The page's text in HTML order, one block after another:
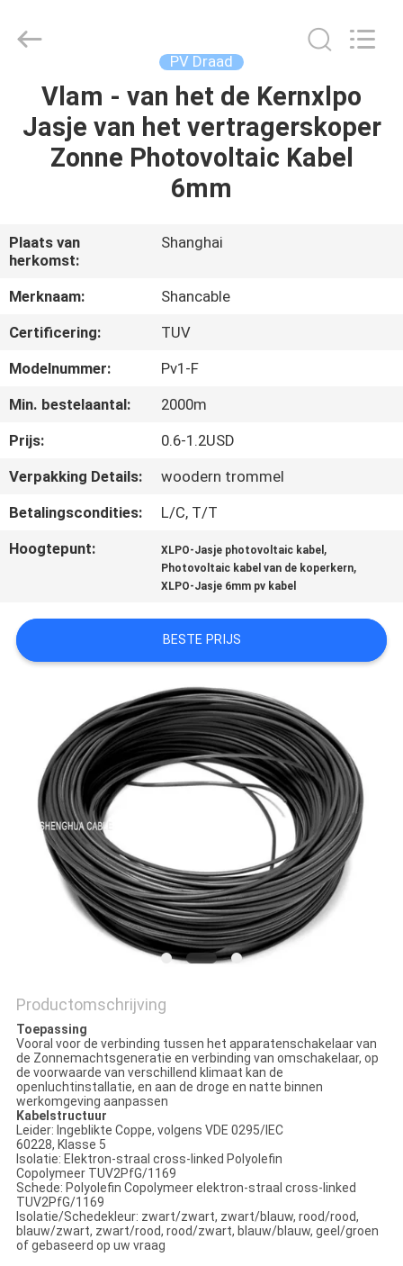
THUIS
PRODUCTEN
VR-
SHOW
OVER
FABRIEKSREIS
KWALITEITSCONTROLE
CONTACTEER
NIEUWS
VRAAG
EEN
OFFERTE
AAN
PRIVACYBELEID
(Group)
PV Draad
Vlam - van het de Kernxlpo
Jasje van het vertragerskoper
Zonne Photovoltaic Kabel
6mm
Plaats van
herkomst:
Shanghai
Merknaam:
Shancable
Certificering:
TUV
Modelnummer:
Pv1-F
Min. bestelaantal:
2000m
Prijs:
0.6-1.2USD
Verpakking Details:
woodern trommel
Betalingscondities:
L/C, T/T
Hoogtepunt:
XLPO-Jasje photovoltaic kabel ,
Photovoltaic kabel van de koperkern,
XLPO-Jasje 6mm pv kabel
BESTE PRIJS
Productomschrijving
Toepassing
Vooral voor de verbinding tussen het apparatenschakelaar van
de Zonnemachtsgeneratie en verbinding van omschakelaar, op
de voorwaarde van verschillend klimaat kan de
openluchtinstallatie, en aan de droge en natte binnen
werkomgeving aanpassen
Kabelstructuur
Leider: Ingeblikte Coppe, volgens VDE 0295/IEC
60228, Klasse 5
Isolatie: Elektron-straal cross-linked Polyolefin
Copolymeer TUV2PfG/1169
Schede: Polyolefin Copolymeer elektron-straal cross-linked
TUV2PfG/1169
Isolatie/Schedekleur: zwart/zwart, zwart/blauw, rood/rood,
blauw/zwart, zwart/rood, rood/zwart, blauw/blauw, geel/groen
of gebaseerd op uw vraag